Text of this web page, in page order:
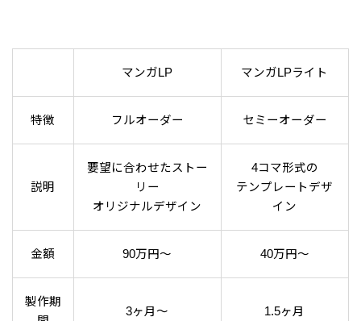
マンガLP マンガLPライト
特徴 フルオーダー セミーオーダー
説明
要望に合わせたストー
リー
オリジナルデザイン
4コマ形式の
テンプレートデザ
イン
金額 90万円～ 40万円～
製作期
3ヶ月～ 1.5ヶ月